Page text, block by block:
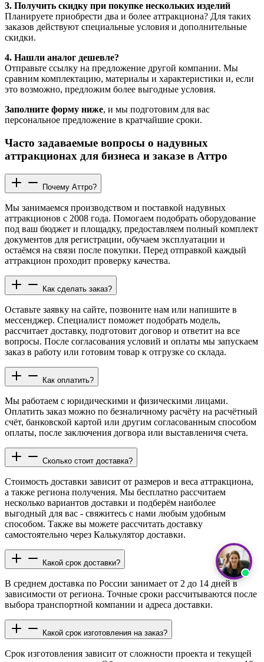
3. Получить скидку при покупке нескольких изделий
Планируете приобрести два и более аттракциона? Для таких
заказов действуют специальные условия и дополнительные
скидки.
4. Нашли аналог дешевле?
Отправьте ссылку на предложение другой компании. Мы
сравним комплектацию, материалы и характеристики и, если
это возможно, предложим более выгодные условия.
Заполните форму ниже, и мы подготовим для вас
персональное предложение в кратчайшие сроки.
Часто задаваемые вопросы о надувных
аттракционах для бизнеса и заказе в Аттро
Почему Аттро?
Мы занимаемся производством и поставкой надувных
аттракционов с 2008 года. Помогаем подобрать оборудование
под ваш бюджет и площадку, предоставляем полный комплект
документов для регистрации, обучаем эксплуатации и
остаёмся на связи после покупки. Перед отправкой каждый
аттракцион проходит проверку качества.
Как сделать заказ?
Оставьте заявку на сайте, позвоните нам или напишите в
мессенджер. Специалист поможет подобрать модель,
рассчитает доставку, подготовит договор и ответит на все
вопросы. После согласования условий и оплаты мы запускаем
заказ в работу или готовим товар к отгрузке со склада.
Как оплатить?
Мы работаем с юридическими и физическими лицами.
Оплатить заказ можно по безналичному расчёту на расчётный
счёт, банковской картой или другим согласованным способом
оплаты, после заключения догвора или выставленичя счета.
Сколько стоит доставка?
Стоимость доставки зависит от размеров и веса аттракциона,
а также региона получения. Мы бесплатно рассчитаем
несколько вариантов доставки и подберём наиболее
выгодный для вас - свяжитесь с нами любым удобным
способом. Также вы можете рассчитать доставку
самостоятельно через Калькулятор доставки.
Какой срок доставки?
В среднем доставка по России занимает от 2 до 14 дней в
зависимости от региона. Точные сроки рассчитываются после
выбора транспортной компании и адреса доставки.
Какой срок изготовления на заказ?
Срок изготовления зависит от сложности проекта и текущей